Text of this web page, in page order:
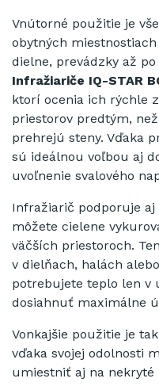
Vnútorné použitie je
obytných
dielne, prevádzky až
Infražiariče IQ-STAR
ktorí ocenia ich rýchle
priestorov predtým,
prehrejú steny. Vďaka
sú ideálnou voľbou aj
uvoľnenie svalového
Infražiarič podporuje aj
môžete cielene
väčších priestoroch.
v dielňach, halách
potrebujete teplo len v
dosiahnuť maximálne
Vonkajšie použitie je
vďaka svojej odolnosti
umiestniť aj na nekryté